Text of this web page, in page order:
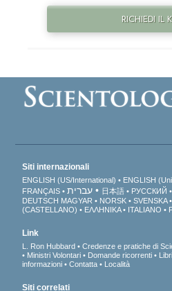
RICHIEDI IL
Siti internazionali
ENGLISH (US/International) ENGLISH
FRANÇAIS
עברית 日本語 РУССКИЙ
DEUTSCH MAGYAR NORSK SVENSKA
(CASTELLANO)
ΕΛΛΗΝΙΚA ITALIANO
Link
L. Ron Hubbard Credenze e pratiche di
Ministri Volontari
Domande ricorrenti Libri
informazioni
Contatta Località
Siti correlati